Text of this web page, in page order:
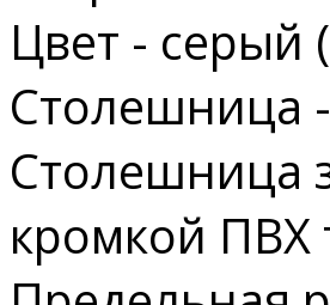
Цвет - серый
Столешница
Столешница
кромкой